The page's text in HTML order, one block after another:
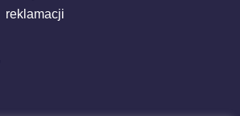
reklamacji